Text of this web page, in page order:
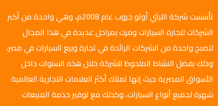
تأسست شركة الليثي أوتو جروب عام 2008م، وهي واحدة من أكبر
الشركات لتجارة السيارات ومرت بمراحل عديدة في هذا المجال
لتصبح واحدة من الشركات الرائدة في تجارة وبيع السيارات في مصر،
وذلك بفضل النشاط الملحوظ للشركة خلال هذه السنوات داخل
الأسواق المصرية حيث إنها تمتلك أكثر العلامات التجارية العالمية
شهرة لجميع أنواع السيارات، وكذلك مع توفير خدمة المبيعات